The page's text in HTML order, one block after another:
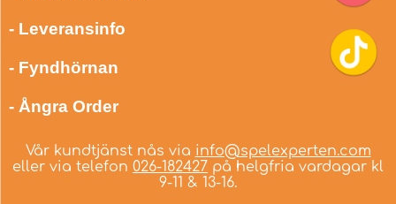
- Leveransinfo
- Fyndhörnan
- Ångra Order
Vår kundtjänst nås via info@spelexperten.com
eller via telefon 026-182427 på helgfria vardagar kl
9-11 & 13-16.